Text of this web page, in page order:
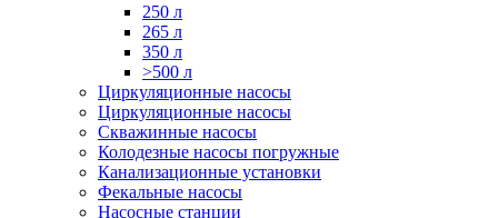
250 л
265 л
350 л
>500 л
Циркуляционные насосы
Циркуляционные насосы
Скважинные насосы
Колодезные насосы погружные
Канализационные установки
Фекальные насосы
Насосные станции